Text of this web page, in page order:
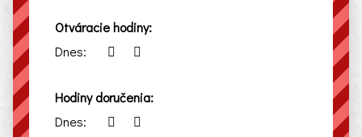
Otváracie hodiny:
Dnes:
Hodiny doručenia:
Dnes: